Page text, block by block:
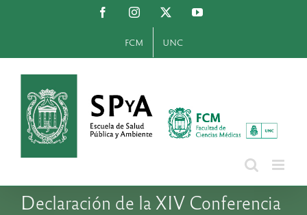
FacebookInstagram YouTube
FCM UNC
Declaración de la XIV Conferencia